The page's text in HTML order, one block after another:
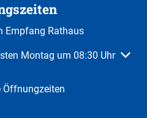
Empfang Rathaus
oder Schließzeiten
Montag um 08:30 Uhr
Öffnungzeiten